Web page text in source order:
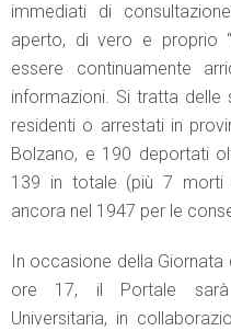
immediati di
aperto, di vero e proprio
essere continuamente
informazioni. Si tratta
residenti o arrestati in
Bolzano, e 190 deportati
139 in totale (più 7
ancora nel 1947 per le
In occasione della
ore 17, il Portale sarà
Universitaria, in